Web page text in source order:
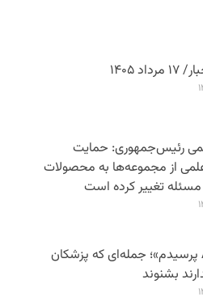
۱۴۰۵
رئیس‌جمهوری: حمایت
از مجموعه‌ها به محصولات
تغییر کرده است
«اول از AI پرسیدم»؛ جمله‌ای که پزشکان
بشنوند